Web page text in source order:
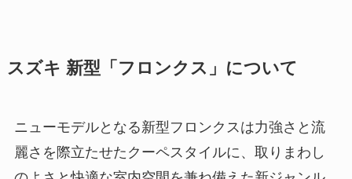
スズキ 新型「フロンクス」について
ニューモデルとなる新型フロンクスは力強さと流
麗さを際立たせたクーペスタイルに、取りまわし